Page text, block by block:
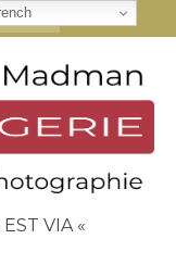
VIA «